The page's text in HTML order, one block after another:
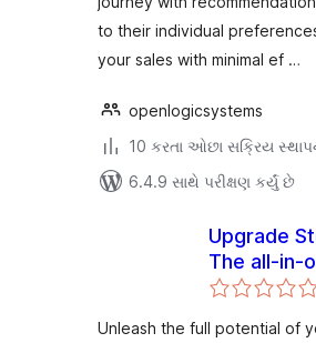
to their individual
your sales with minimal ef …
openlogicsystems
10 કરતા ઓછા સક્રિય
6.4.9 સાથે પરીક્ષણ કર્યું છે
Upgrade
The all-in-
toolkit to
Unleash the full potential of